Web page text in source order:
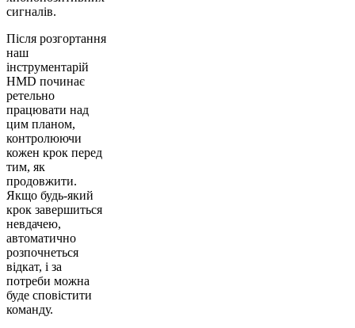
сигналів.
Після розгортання
наш
інструментарій
HMD починає
ретельно
працювати над
цим планом,
контролюючи
кожен крок перед
тим, як
продовжити.
Якщо будь-який
крок завершиться
невдачею,
автоматично
розпочнеться
відкат, і за
потреби можна
буде сповістити
команду.